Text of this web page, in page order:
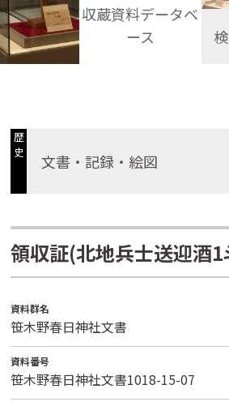
収蔵資料データベ
ース
歴
史
文書・記録・絵図
領収証(北地兵士送迎酒
資料群名
笹木野春日神社文書
資料番号
笹木野春日神社文書1018-15-07